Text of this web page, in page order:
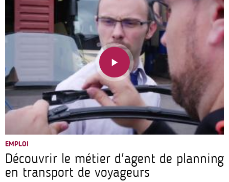
EMPLOI
Découvrir le métier d'agent de planning
en transport de voyageurs